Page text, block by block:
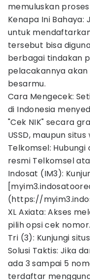
memuluskan
Kenapa Ini Bahaya:
untuk
tersebut bisa
berbagai tindakan
pelacakannya
besarmu.
Cara Mengecek:
di Indonesia
"Cek NIK" secara
USSD, maupun
Telkomsel:
resmi Telkomsel
Indosat (IM3):
(https://
XL Axiata: Akses
pilih opsi cek nomor.
Tri (3): Kunjungi
Solusi Taktis: Jika
ada 3 sampai 5
terdaftar